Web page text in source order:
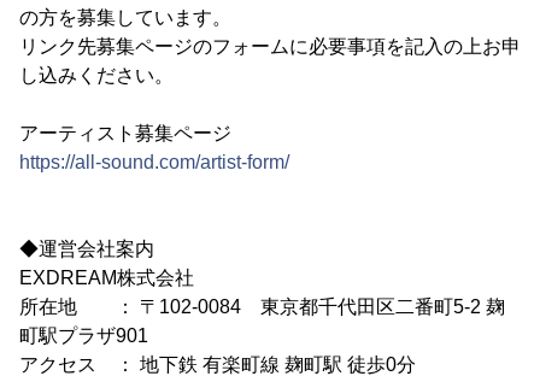
の方を募集しています。
リンク先募集ページのフォームに必要事項を記入の上お申
し込みください。
アーティスト募集ページ
https://all-sound.com/artist-form/
◆運営会社案内
EXDREAM株式会社
所在地 ： 〒102-0084 東京都千代田区二番町5-2 麹
町駅プラザ901
アクセス ： 地下鉄 有楽町線 麹町駅 徒歩0分